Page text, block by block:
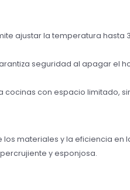
ajustar la temperatura hasta
seguridad al apagar el
cocinas con espacio limitado,
los materiales y la eficiencia
y esponjosa.